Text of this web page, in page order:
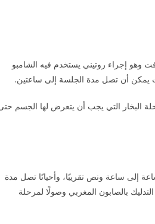
وهو إجراء روتيني يستخدم فيه الشامبو
يمكن أن تصل مدة الجلسة إلى ساعتين.
البخار التي يجب أن يتعرض لها الجسم
إلى ساعة ونص تقريبًا، وأحيانًا تصل مدة
بالصابون المغربي وصولًا لمرحلة